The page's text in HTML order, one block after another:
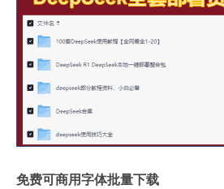
免费可商用字体批量下载